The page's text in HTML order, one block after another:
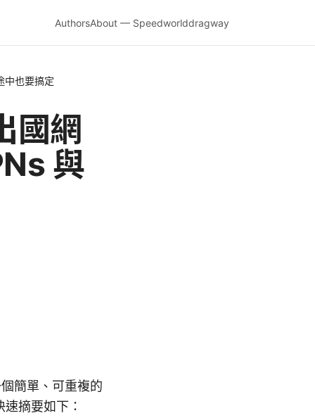
AuthorsAbout — Speedworlddragway
中也要搞定
國網
與
簡單、可重複的
摘要如下：